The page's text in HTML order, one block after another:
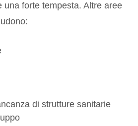
una forte tempesta. Altre aree
di strutture sanitarie